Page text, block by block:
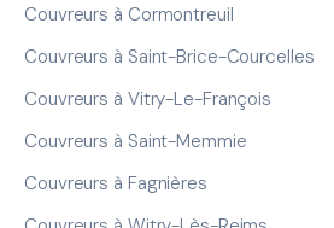
Couvreurs à Cormontreuil
Couvreurs à Saint-Brice-Courcelles
Couvreurs à Vitry-Le-François
Couvreurs à Saint-Memmie
Couvreurs à Fagnières